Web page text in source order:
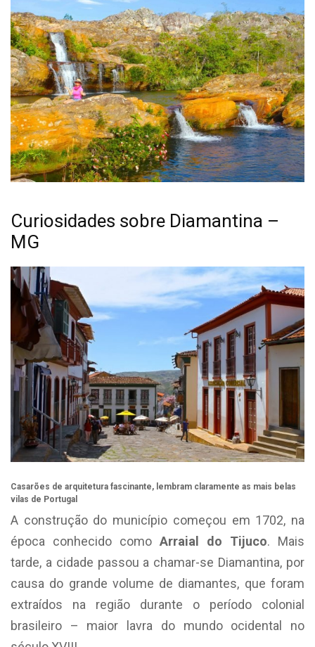
Curiosidades sobre Diamantina –
MG
Casarões de arquitetura fascinante, lembram claramente as mais belas
vilas de Portugal
A construção do município começou em 1702, na
época conhecido como Arraial do Tijuco. Mais
tarde, a cidade passou a chamar-se Diamantina, por
causa do grande volume de diamantes, que foram
extraídos na região durante o período colonial
brasileiro – maior lavra do mundo ocidental no